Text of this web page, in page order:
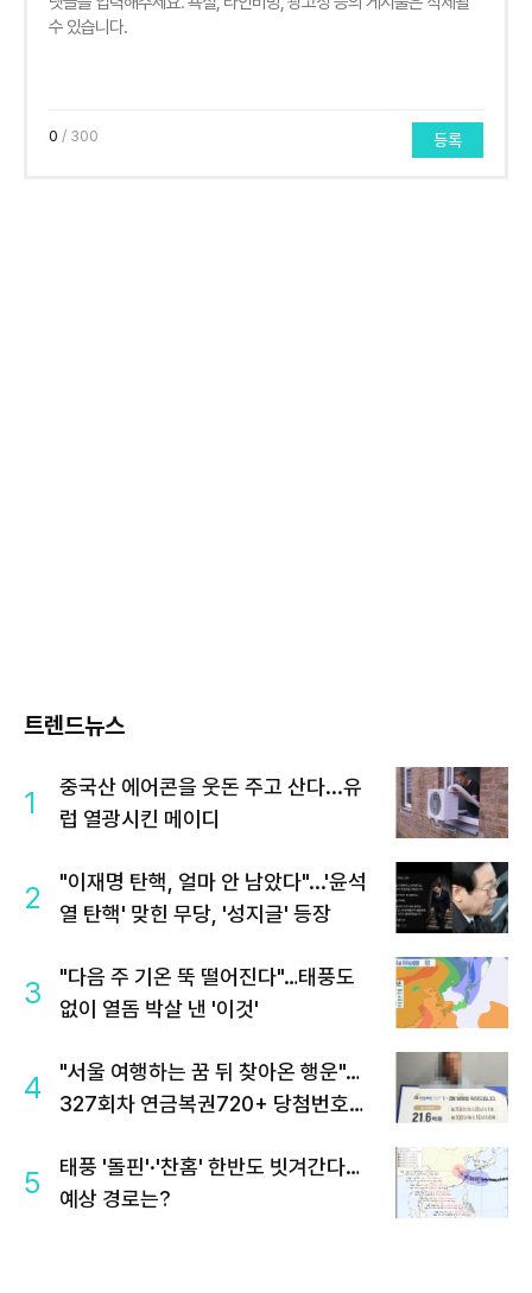
0 / 300 등록
트렌드뉴스
1
중국산 에어콘을 웃돈 주고 산다...유
럽 열광시킨 메이디
2
"이재명 탄핵, 얼마 안 남았다"...'윤석
열 탄핵' 맞힌 무당, '성지글' 등장
3
"다음 주 기온 뚝 떨어진다"…태풍도
없이 열돔 박살 낸 '이것'
4
"서울 여행하는 꿈 뒤 찾아온 행운"…
327회차 연금복권720+ 당첨번호조
5
태풍 '돌핀'·'찬홈' 한반도 빗겨간다…
예상 경로는?